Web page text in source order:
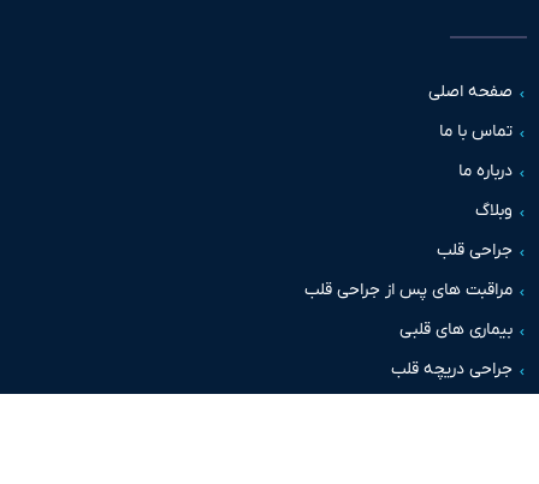
اصلی
با ما
ما
قلب
های پس از جراحی قلب
های قلبی
دریچه قلب